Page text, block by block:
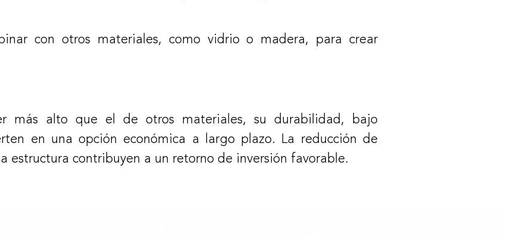
con otros materiales, como vidrio o madera, para crear
más alto que el de otros materiales, su durabilidad, bajo
en una opción económica a largo plazo. La reducción de
estructura contribuyen a un retorno de inversión favorable.